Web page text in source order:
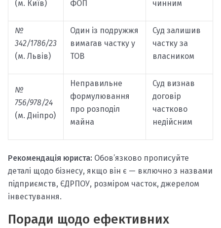
(м. Київ)
ФОП
чинним
№
342/1786/23
(м. Львів)
Один із подружжя
вимагав частку у
ТОВ
Суд залишив
частку за
власником
№
756/978/24
(м. Дніпро)
Неправильне
формулювання
про розподіл
майна
Суд визнав
договір
частково
недійсним
Рекомендація юриста: Обов’язково прописуйте
деталі щодо бізнесу, якщо він є — включно з назвами
підприємств, ЄДРПОУ, розміром часток, джерелом
інвестування.
Поради щодо ефективних